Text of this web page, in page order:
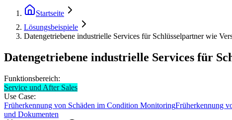
Startseite
Lösungsbeispiele
Datengetriebene industrielle Services für Schlüsselpartner wie
Datengetriebene industrielle Services für
Funktionsbereich:
Service und After Sales
Use Case:
Früherkennung von Schäden im Condition MonitoringFrüherkennung
und Dokumenten